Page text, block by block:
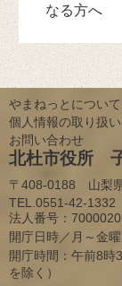
なる方へ
やまねっとについて
個人情報の取り扱
お問い合わせ
北杜市役所
〒408-0188 山梨
TEL.0551-42-
法人番号：
開庁日時／月～金曜
開庁時間：午前8時
を除く）